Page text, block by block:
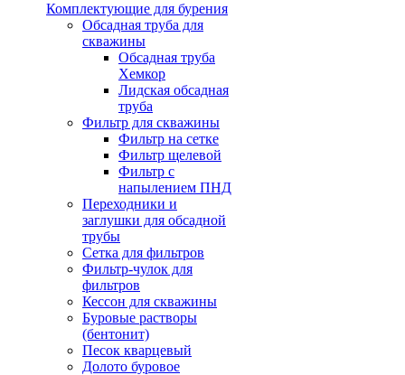
Комплектующие для бурения
Обсадная труба для
скважины
Обсадная труба
Хемкор
Лидская обсадная
труба
Фильтр для скважины
Фильтр на сетке
Фильтр щелевой
Фильтр с
напылением ПНД
Переходники и
заглушки для обсадной
трубы
Сетка для фильтров
Фильтр-чулок для
фильтров
Кессон для скважины
Буровые растворы
(бентонит)
Песок кварцевый
Долото буровое